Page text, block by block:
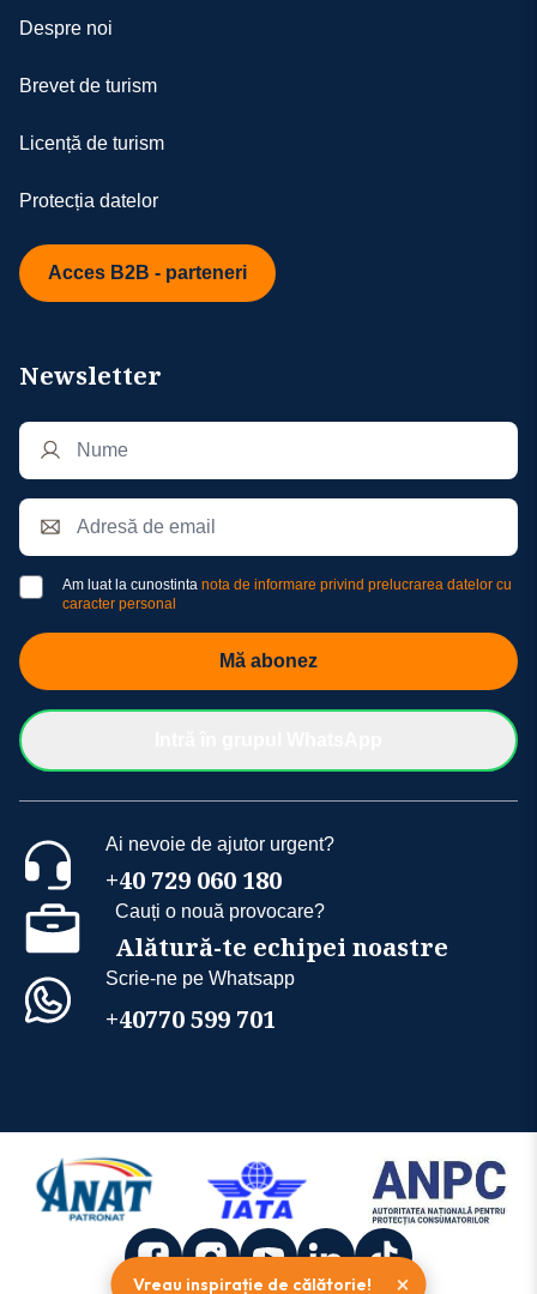
Despre noi
Brevet de turism
Licență de turism
Protecția datelor
Acces B2B - parteneri
Newsletter
Am luat la cunostinta nota de informare privind prelucrarea datelor cu
caracter personal
Mă abonez
Ai nevoie de ajutor urgent?
+40 729 060 180
Cauți o nouă provocare?
Alătură-te echipei noastre
Scrie-ne pe Whatsapp
+40770 599 701
Vreau inspirație de călătorie! ×